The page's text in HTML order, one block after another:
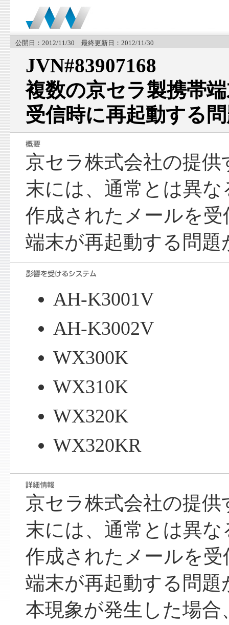
公開日：2012/11/30 最終更新日：2012/11/30
JVN#83907168
複数の京セラ製携帯
受信時に再起動する
京セラ株式会社の提
末には、通常とは異
作成されたメールを
端末が再起動する問題
AH-K3001V
AH-K3002V
WX300K
WX310K
WX320K
WX320KR
京セラ株式会社の提
末には、通常とは異
作成されたメールを
端末が再起動する問題
本現象が発生した場